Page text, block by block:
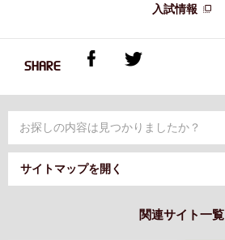
入試情報
SHARE
サイトマップを開く
関連サイト一覧